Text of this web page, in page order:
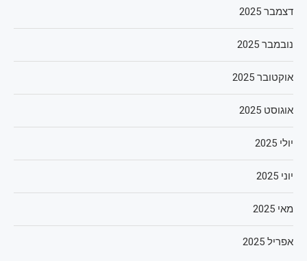
דצמבר 2025
נובמבר 2025
אוקטובר 2025
אוגוסט 2025
יולי 2025
יוני 2025
מאי 2025
אפריל 2025